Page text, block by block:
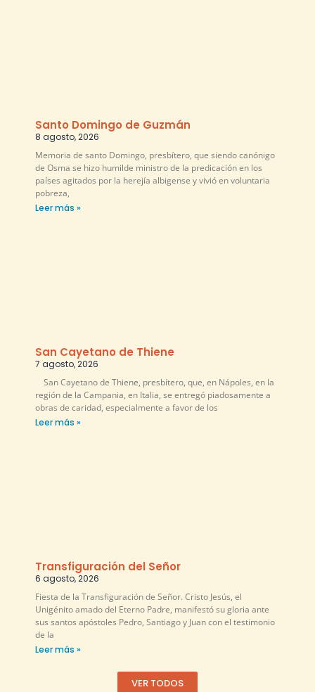
Santo Domingo de Guzmán
8 agosto, 2026
Memoria de santo Domingo, presbítero, que siendo canónigo
de Osma se hizo humilde ministro de la predicación en los
países agitados por la herejía albigense y vivió en voluntaria
pobreza,
Leer más »
San Cayetano de Thiene
7 agosto, 2026
San Cayetano de Thiene, presbítero, que, en Nápoles, en la
región de la Campania, en Italia, se entregó piadosamente a
obras de caridad, especialmente a favor de los
Leer más »
Transfiguración del Señor
6 agosto, 2026
Fiesta de la Transfiguración de Señor. Cristo Jesús, el
Unigénito amado del Eterno Padre, manifestó su gloria ante
sus santos apóstoles Pedro, Santiago y Juan con el testimonio
de la
Leer más »
VER TODOS